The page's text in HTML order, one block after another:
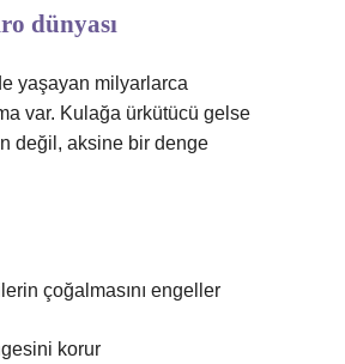
dünyası
yaşayan milyarlarca
var. Kulağa ürkütücü gelse
değil, aksine bir denge
çoğalmasını engeller
korur